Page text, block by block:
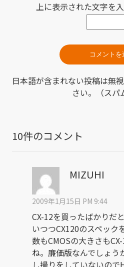
上に表示された文字を
日本語が含まれない投稿は無
さい。（スパ
10件のコメント
MIZUHI
2009年1月15日 PM 9:44
CX-12を買ったばかりだ
いつつCX120のスペック
数もCMOSの大きさも
ね。廉価版なんでしょう